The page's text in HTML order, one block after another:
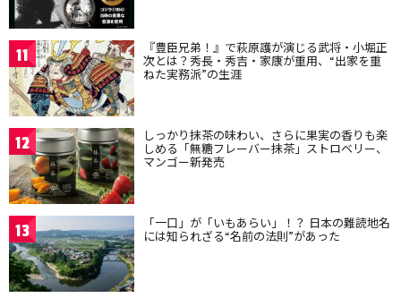
11 『豊臣兄弟！』で萩原護が演じる武将・小堀正
次とは？秀長・秀吉・家康が重用、“出家を重
ねた実務派”の生涯
12 しっかり抹茶の味わい、さらに果実の香りも楽
しめる「無糖フレーバー抹茶」ストロベリー、
マンゴー新発売
13 「一口」が「いもあらい」！？ 日本の難読地名
には知られざる“名前の法則”があった